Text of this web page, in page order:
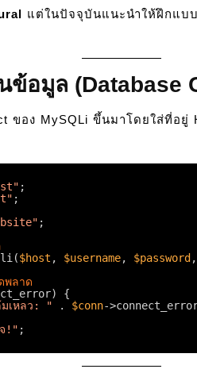
แต่ในปัจจุบันแนะนำให้ฝึกแบ
ข้อมูล (Database
ของ MySQLi ขึ้นมาโดยใส่ที่อยู่
;
;
;
$host , $username, $password ,
พลาด
{
มเหลว: " . $conn-
จ!" ;